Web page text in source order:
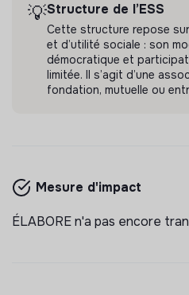
💡Structure de l’ESS
Cette structure repose
et d’utilité sociale : son
démocratique et
limitée. Il s’agit d’une
fondation, mutuelle ou
Mesure d'impact
ÉLABORE n'a pas encore